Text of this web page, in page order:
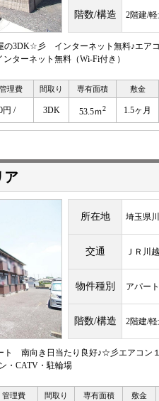
階数/構造 2階建/
3DK☆彡 インターネット無料♪エアコ
ターネット無料（Wi-Fi付き）
理費 間取り 専有面積 敷金
円 / 3DK 53.5ｍ2 1.5ヶ月
ア
所在地 埼玉県
交通 ＪＲ川
物件種別 アパート
階数/構造 2階建/
南向き日当たり良好♪☆彡エアコン
・CATV・駐輪場
管理費 間取り 専有面積 敷金